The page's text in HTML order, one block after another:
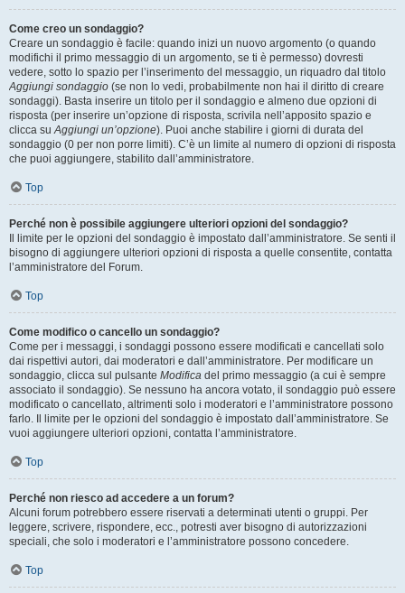
Come creo un sondaggio?
Creare un sondaggio è facile: quando inizi un nuovo argomento (o quando
modifichi il primo messaggio di un argomento, se ti è permesso) dovresti
vedere, sotto lo spazio per l’inserimento del messaggio, un riquadro dal titolo
Aggiungi sondaggio (se non lo vedi, probabilmente non hai il diritto di creare
sondaggi). Basta inserire un titolo per il sondaggio e almeno due opzioni di
risposta (per inserire un’opzione di risposta, scrivila nell’apposito spazio e
clicca suAggiungi un’opzione). Puoi anche stabilire i giorni di durata del
sondaggio (0 per non porre limiti). C’è un limite al numero di opzioni di risposta
che puoi aggiungere, stabilito dall’amministratore.
Top
Perché non è possibile aggiungere ulteriori opzioni del sondaggio?
Il limite per le opzioni del sondaggio è impostato dall’amministratore. Se senti il
bisogno di aggiungere ulteriori opzioni di risposta a quelle consentite, contatta
l’amministratore del Forum.
Top
Come modifico o cancello un sondaggio?
Come per i messaggi, i sondaggi possono essere modificati e cancellati solo
dai rispettivi autori, dai moderatori e dall’amministratore. Per modificare un
sondaggio, clicca sul pulsante Modifica del primo messaggio (a cui è sempre
associato il sondaggio). Se nessuno ha ancora votato, il sondaggio può essere
modificato o cancellato, altrimenti solo i moderatori e l’amministratore possono
farlo. Il limite per le opzioni del sondaggio è impostato dall’amministratore. Se
vuoi aggiungere ulteriori opzioni, contatta l’amministratore.
Top
Perché non riesco ad accedere a un forum?
Alcuni forum potrebbero essere riservati a determinati utenti o gruppi. Per
leggere, scrivere, rispondere, ecc., potresti aver bisogno di autorizzazioni
speciali, che solo i moderatori e l’amministratore possono concedere.
Top